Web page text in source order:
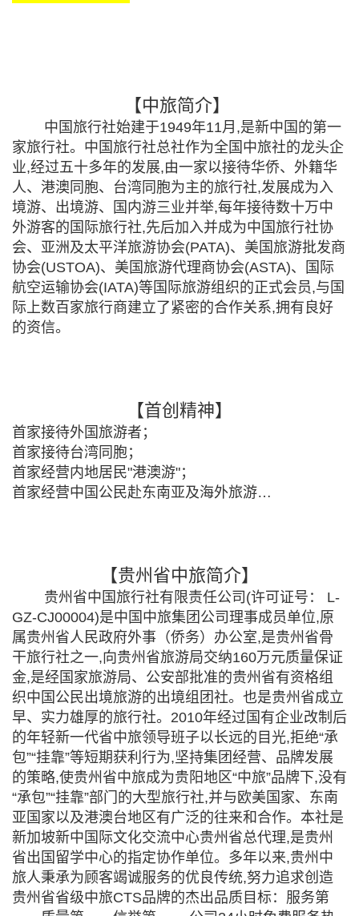
【中旅简介】
中国旅行社始建于1949年11月,是新中国的第一
家旅行社。中国旅行社总社作为全国中旅社的龙头企
业,经过五十多年的发展,由一家以接待华侨、外籍华
人、港澳同胞、台湾同胞为主的旅行社,发展成为入
境游、出境游、国内游三业并举,每年接待数十万中
外游客的国际旅行社,先后加入并成为中国旅行社协
会、亚洲及太平洋旅游协会(PATA)、美国旅游批发商
协会(USTOA)、美国旅游代理商协会(ASTA)、国际
航空运输协会(IATA)等国际旅游组织的正式会员,与国
际上数百家旅行商建立了紧密的合作关系,拥有良好
的资信。
【首创精神】
首家接待外国旅游者；
首家接待台湾同胞；
首家经营内地居民"港澳游"；
首家经营中国公民赴东南亚及海外旅游…
【贵州省中旅简介】
贵州省中国旅行社有限责任公司(许可证号： L-
GZ-CJ00004)是中国中旅集团公司理事成员单位,原
属贵州省人民政府外事（侨务）办公室,是贵州省骨
干旅行社之一,向贵州省旅游局交纳160万元质量保证
金,是经国家旅游局、公安部批准的贵州省有资格组
织中国公民出境旅游的出境组团社。也是贵州省成立
早、实力雄厚的旅行社。2010年经过国有企业改制后
的年轻新一代省中旅领导班子以长远的目光,拒绝“承
包”“挂靠”等短期获利行为,坚持集团经营、品牌发展
的策略,使贵州省中旅成为贵阳地区“中旅”品牌下,没有
“承包”“挂靠”部门的大型旅行社,并与欧美国家、东南
亚国家以及港澳台地区有广泛的往来和合作。本社是
新加坡新中国际文化交流中心贵州省总代理,是贵州
省出国留学中心的指定协作单位。多年以来,贵州中
旅人秉承为顾客竭诚服务的优良传统,努力追求创造
贵州省省级中旅CTS品牌的杰出品质目标：服务第